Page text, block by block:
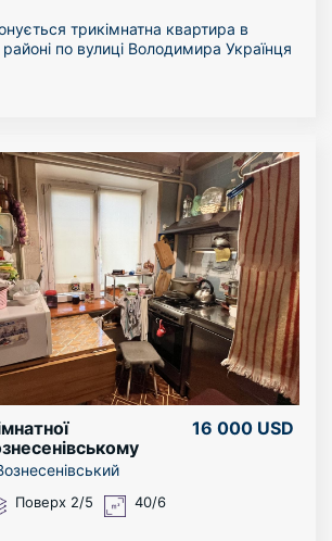
трикімнатна квартира в
по вулиці Володимира Українця
створено чинне ОСББ: чисті під'їзди і
- доба на АКБ. Броньовані вікна та
сад, всілякі магазини.
в будь-який час.
16 000 USD
Поверх 2/5 40/6